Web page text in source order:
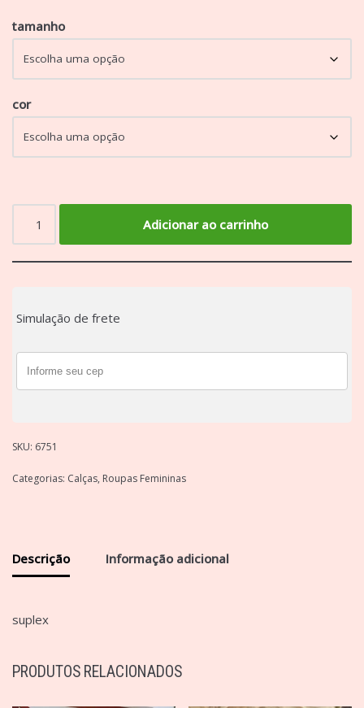
tamanho
cor
Adicionar ao carrinho
Simulação de frete
SKU: 6751
Categorias: Calças, Roupas Femininas
Descrição Informação adicional
suplex
PRODUTOS RELACIONADOS